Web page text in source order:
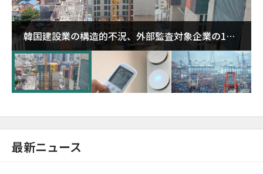
韓国建設業の構造的不況、外部監査対象企業の1割
超が「ゾンビ企業」に…5年で2.8倍増
最新ニュース